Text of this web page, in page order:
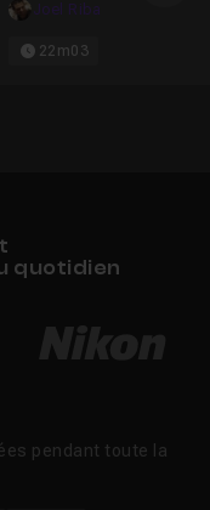
Joel Riba
22m03
quotidien
pendant toute la